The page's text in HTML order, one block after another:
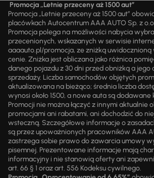
Promocja „Letnie przeceny aż 1500 aut”
Promocja „Letnie przeceny aż 1500 aut”
placówkach Autocentrum AAA AUTO Sp. z
Promocja polega na możliwości nabycia
przecenionych, wskazanych w serwisie
aaaauto.pl/promocja, ze zniżką
cenie. Zniżka jest obliczana jako różnica
danego pojazdu z 30 dni przed obniżką a jego
sprzedaży. Liczba samochodów objętych
aktualizowana na bieżąco; średnia liczba
wynosi około 1500, a nowe auta są dodawane
Promocji nie można łączyć z innymi aktualnie
promocjami ani rabatami, ani dochodzić do
wsteczną. Szczegółowe informacje o
są przez upoważnionych pracowników AAA
zastrzega sobie prawo do zawarcia umowy
pisemnej. Prezentowane informacje mają
informacyjny i nie stanowią oferty ani
art. 66 § 1 oraz art. 556 Kodeksu cywilnego.